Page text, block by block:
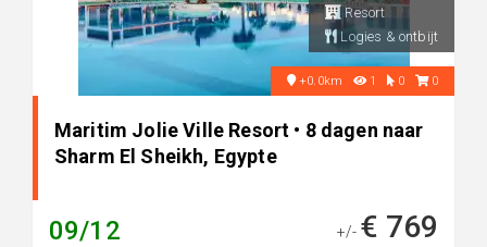
Resort
Logies & ontbijt
+0.0km 1 0 0
Maritim Jolie Ville Resort • 8 dagen naar
Sharm El Sheikh, Egypte
09/12 +/- € 769